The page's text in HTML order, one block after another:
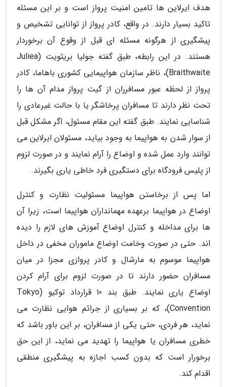
هدف ایرلاین ها تامین امنیت پرواز است و بر این مسئله
تاکید بسیار دارند. در واقع، کادر پرواز از توانایی تشخیص و
پیشگیری از هرگونه مسئله ای قبل از وقوع آن برخوردار
هستند. در این رابطه، طبق گفته جولیا بریثویت (Juliea
Braithwaite)، ناظر سازمان هواپیمایی کشوری باهاما، کادر
پرواز از لحظه عبور مسافرران از گیت پرواز مدام آن ها را
تحت نظر دارند تا مسافران پرخاشگر یا با حالت غیرعادی را
شناسایی نمایند. طبق گفته این مقام مسئول، اگر مشکل قبل
از سوار شدن به هواپیما به وجود بیاید، مسئولان ایرلاین می
توانند وارد عمل شده و اوضاع را آرام نمایند و در صورت لزوم
از پلیس فرودگاه برای دستگیری فرد خاطی یاری بگیرند.
اما پس از برخاستن هواپیما مسئولیت نظارت و کنترل
اوضاع در هواپیما برعهده مهمانداران هواپیما است، زیرا آن
ها برای مداخله و کنترل اوضاع آموزش های لازم را دیده
اند. حتی در صورت وخامت اوضاع ماموران مخفی در داخل
هواپیما موسوم به مارشال و کادر پروازی مجزا در میان
مسافران حضور دارند تا در صورت لزوم برای آرام کردن
اوضاع یاری نمایند. طبق بند 10 قرارداد توکیو (Tokyo
Convention)، که بر بسیاری از جرائم هوایی نظارت می
نماید، هر فردی، حتی یکی از مسافران، بر این باور باشد که
خطری مسافران یا هواپیما را تهدید می نماید، از این حق
برخورار است که بدون کسب اجازه به پیشگیری منطقی
اقدام کند.